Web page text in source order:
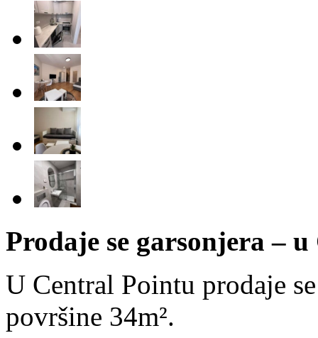
Prodaje se garsonjera –
U Central Pointu prodaje
površine 34m².